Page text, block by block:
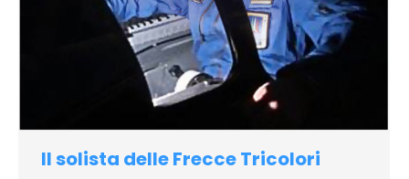
Il solista delle Frecce Tricolori